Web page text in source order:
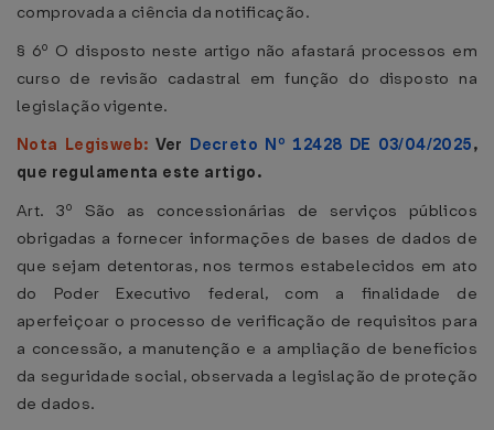
comprovada a ciência da notificação.
§ 6º O disposto neste artigo não afastará processos em
curso de revisão cadastral em função do disposto na
legislação vigente.
Nota Legisweb: Ver Decreto Nº 12428 DE 03/04/2025,
que regulamenta este artigo.
Art. 3º São as concessionárias de serviços públicos
obrigadas a fornecer informações de bases de dados de
que sejam detentoras, nos termos estabelecidos em ato
do Poder Executivo federal, com a finalidade de
aperfeiçoar o processo de verificação de requisitos para
a concessão, a manutenção e a ampliação de benefícios
da seguridade social, observada a legislação de proteção
de dados.